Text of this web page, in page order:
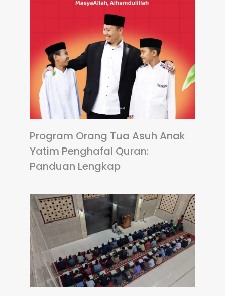
Program Orang Tua Asuh Anak
Yatim Penghafal Quran:
Panduan Lengkap